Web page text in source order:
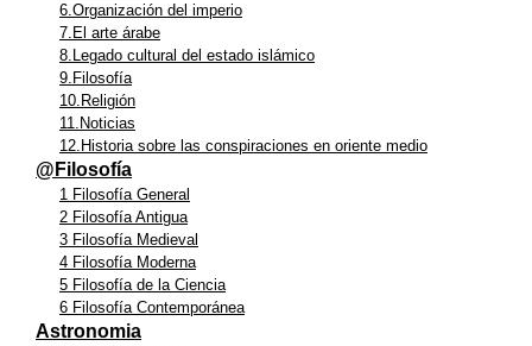
6.Organización del imperio
7.El arte árabe
8.Legado cultural del estado islámico
9.Filosofía
10.Religión
11.Noticias
12.Historia sobre las conspiraciones en oriente medio
@Filosofía
1 Filosofía General
2 Filosofía Antigua
3 Filosofía Medieval
4 Filosofía Moderna
5 Filosofía de la Ciencia
6 Filosofía Contemporánea
Astronomia